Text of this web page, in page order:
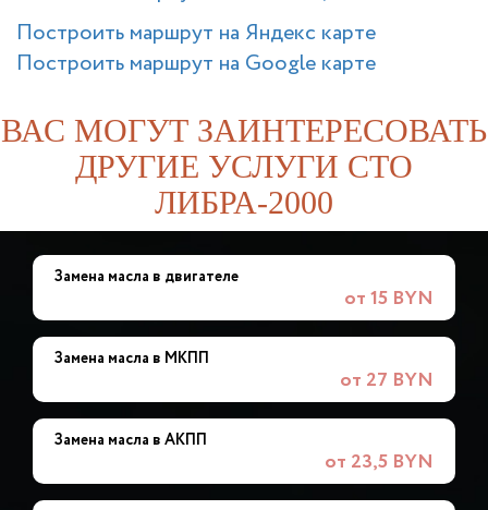
Построить маршрут на Яндекс карте
Построить маршрут на Google карте
ВАС МОГУТ ЗАИНТЕРЕСОВАТЬ
ДРУГИЕ УСЛУГИ СТО
ЛИБРА-2000
Замена масла в двигателе
от 15 BYN
Замена масла в МКПП
от 27 BYN
Замена масла в АКПП
от 23,5 BYN